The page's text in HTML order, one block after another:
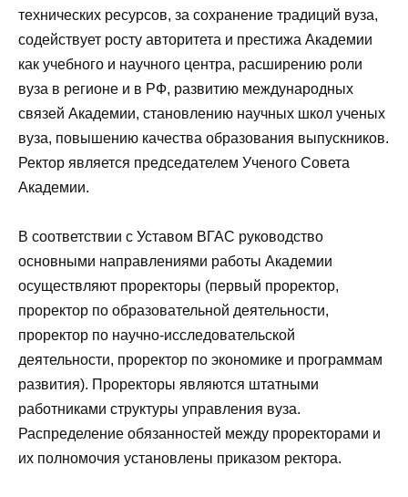
технических ресурсов, за сохранение традиций вуза,
содействует росту авторитета и престижа Академии
как учебного и научного центра, расширению роли
вуза в регионе и в РФ, развитию международных
связей Академии, становлению научных школ ученых
вуза, повышению качества образования выпускников.
Ректор является председателем Ученого Совета
Академии.
В соответствии с Уставом ВГАС руководство
основными направлениями работы Академии
осуществляют проректоры (первый проректор,
проректор по образовательной деятельности,
проректор по научно-исследовательской
деятельности, проректор по экономике и программам
развития). Проректоры являются штатными
работниками структуры управления вуза.
Распределение обязанностей между проректорами и
их полномочия установлены приказом ректора.